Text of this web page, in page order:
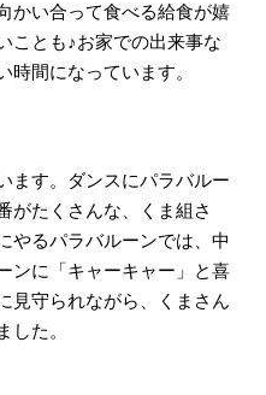
かい合って食べる給食が嬉
ことも♪お家での出来事な
時間になっています。
ます。ダンスにパラバルー
がたくさんな、くま組さ
やるパラバルーンでは、中
ンに「キャーキャー」と喜
見守られながら、くまさん
した。